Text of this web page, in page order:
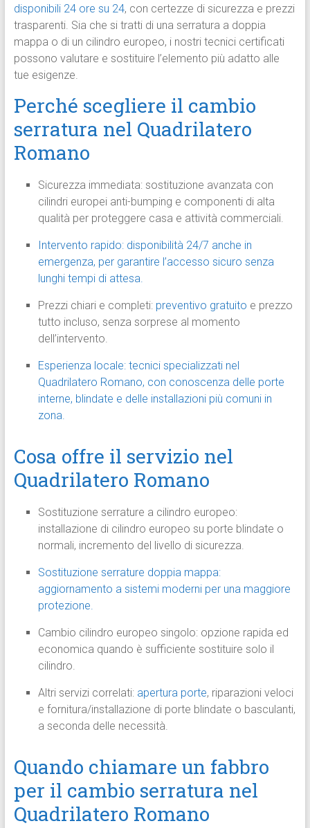
disponibili 24 ore su 24, con certezze di sicurezza e prezzi
trasparenti. Sia che si tratti di una serratura a doppia
mappa o di un cilindro europeo, i nostri tecnici certificati
possono valutare e sostituire l’elemento più adatto alle
tue esigenze.
Perché scegliere il cambio
serratura nel Quadrilatero
Romano
Sicurezza immediata: sostituzione avanzata con
cilindri europei anti-bumping e componenti di alta
qualità per proteggere casa e attività commerciali.
Intervento rapido: disponibilità 24/7 anche in
emergenza, per garantire l’accesso sicuro senza
lunghi tempi di attesa.
Prezzi chiari e completi: preventivo gratuito e prezzo
tutto incluso, senza sorprese al momento
dell’intervento.
Esperienza locale: tecnici specializzati nel
Quadrilatero Romano, con conoscenza delle porte
interne, blindate e delle installazioni più comuni in
zona.
Cosa offre il servizio nel
Quadrilatero Romano
Sostituzione serrature a cilindro europeo:
installazione di cilindro europeo su porte blindate o
normali, incremento del livello di sicurezza.
Sostituzione serrature doppia mappa:
aggiornamento a sistemi moderni per una maggiore
protezione.
Cambio cilindro europeo singolo: opzione rapida ed
economica quando è sufficiente sostituire solo il
cilindro.
Altri servizi correlati: apertura porte, riparazioni veloci
e fornitura/installazione di porte blindate o basculanti,
a seconda delle necessità.
Quando chiamare un fabbro
per il cambio serratura nel
Quadrilatero Romano